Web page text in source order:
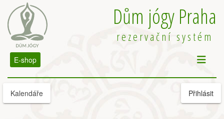
Dům jógy Praha
rezervační systém
E-shop
Kalendáře Přihlásit